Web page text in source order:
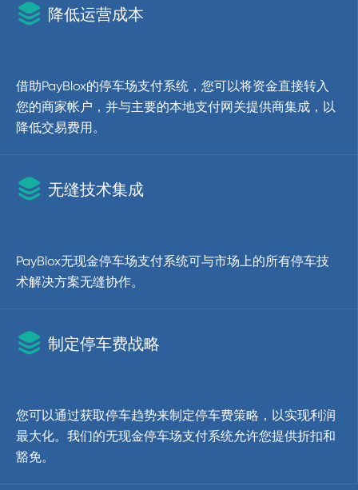
 降低运营成本
借助PayBlox的停车场支付系统，您可以将资金直接转入
您的商家帐户，并与主要的本地支付网关提供商集成，以
降低交易费用。
 无缝技术集成
PayBlox无现金停车场支付系统可与市场上的所有停车技
术解决方案无缝协作。
 制定停车费战略
您可以通过获取停车趋势来制定停车费策略，以实现利润
最大化。我们的无现金停车场支付系统允许您提供折扣和
豁免。